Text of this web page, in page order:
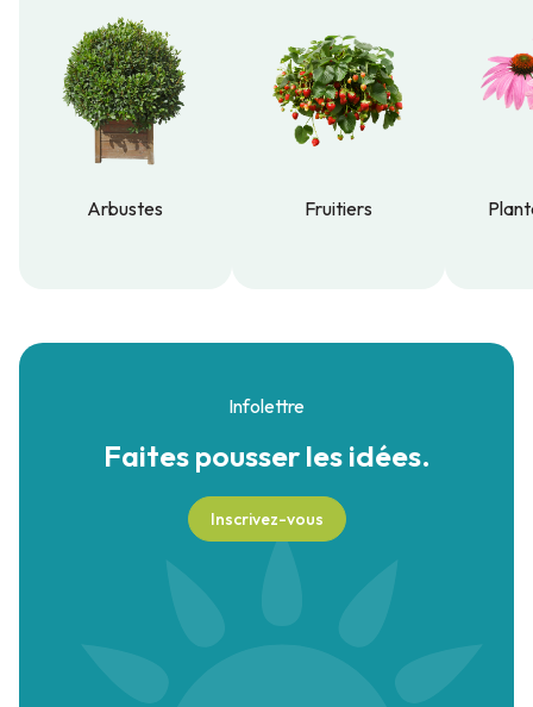
Arbustes
Fruitiers
Infolettre
Faites pousserles idées.
Inscrivez-vous